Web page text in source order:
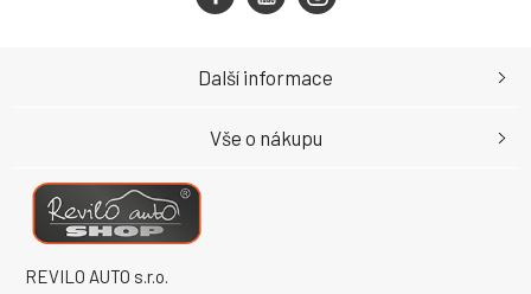
REVILO AUTO s.r.o.
Další informace
Vše o nákupu